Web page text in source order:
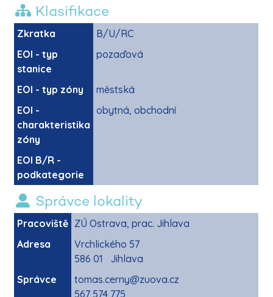
Klasifikace
Zkratka
B/U/RC
EOI - typ
stanice
pozaďová
EOI - typ zóny
městská
EOI -
charakteristika
zóny
obytná, obchodní
EOI B/R -
podkategorie
Správce lokality
Pracoviště ZÚ Ostrava, prac. Jihlava
Adresa
Vrchlického 57
586 01 Jihlava
Správce
tomas.cerny@zuova.cz
567 574 775